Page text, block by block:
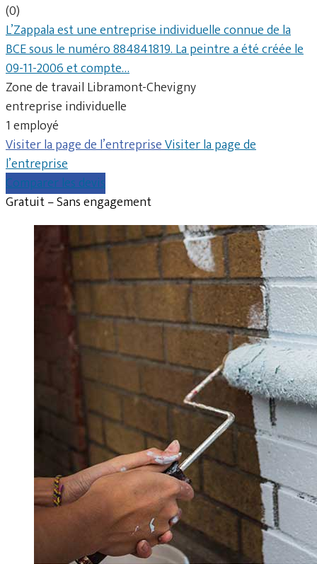
(0)
L’Zappala est une entreprise individuelle connue de la
BCE sous le numéro 884841819. La peintre a été créée le
09-11-2006 et compte…
Zone de travail Libramont-Chevigny
entreprise individuelle
1 employé
Visiter la page de l’entrepriseVisiter la page de
l’entreprise
Comparer les devis
Gratuit – Sans engagement